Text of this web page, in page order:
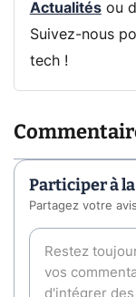
Actualitésou
Suivez-nous
tech !
Participer à
Partagez votre